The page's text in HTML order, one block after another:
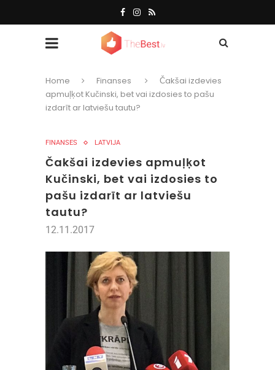
Home Finanses
Čakšai izdevies
apmuļķot Kučinski, bet vai izdosies to pašu
izdarīt ar latviešu tautu?
FINANSES LATVIJA
Čakšai izdevies apmuļķot
Kučinski, bet vai izdosies to
pašu izdarīt ar latviešu
tautu?
12.11.2017